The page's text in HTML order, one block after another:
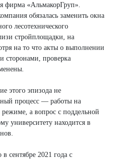
фирма «АльмакорГруп».
обязалась заменить окна
лесотехнического
стройплощадки, на
на то что акты о выполнении
сторонами, проверка
этого эпизода не
процесс — работы на
а вопрос с поддельной
университету находится в
в сентябре 2021 года с